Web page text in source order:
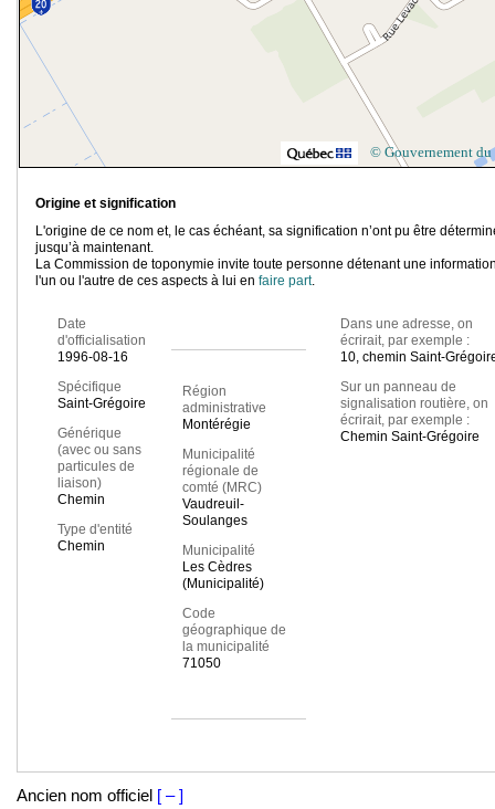
© Gouvernement du
Origine et signification
L'origine de ce nom et, le cas échéant, sa signification n’ont pu être
jusqu’à maintenant.
La Commission de toponymie invite toute personne détenant une
l'un ou l'autre de ces aspects à lui en faire part.
Date
d'officialisation
1996-08-16
Spécifique
Saint-Grégoire
Générique
(avec ou sans
particules de
liaison)
Chemin
Type d'entité
Chemin
Région
administrative
Montérégie
Municipalité
régionale de
comté (MRC)
Vaudreuil-
Soulanges
Municipalité
Les Cèdres
(Municipalité)
Code
géographique de
la municipalité
71050
Dans une adresse, on
écrirait, par exemple :
10, chemin Saint-
Sur un panneau de
signalisation routière, on
écrirait, par exemple :
Chemin Saint-Grégoire
Ancien nom officiel [ – ]